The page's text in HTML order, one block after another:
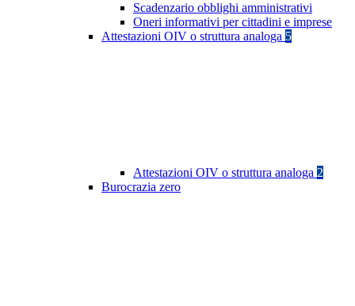
Scadenzario obblighi amministrativi
Oneri informativi per cittadini e imprese
Attestazioni OIV o struttura analoga 5
Attestazioni OIV o struttura analoga 2
Burocrazia zero